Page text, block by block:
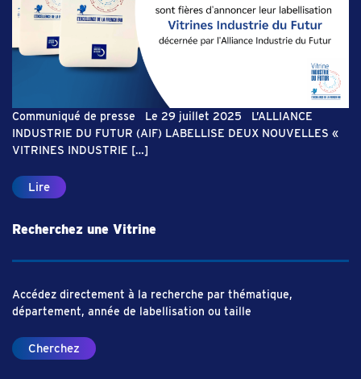
Communiqué de presse Le 29 juillet 2025 L’ALLIANCE
INDUSTRIE DU FUTUR (AIF) LABELLISE DEUX NOUVELLES «
VITRINES INDUSTRIE […]
Lire
Recherchez une Vitrine
Accédez directement à la recherche par thématique,
département, année de labellisation ou taille
Cherchez